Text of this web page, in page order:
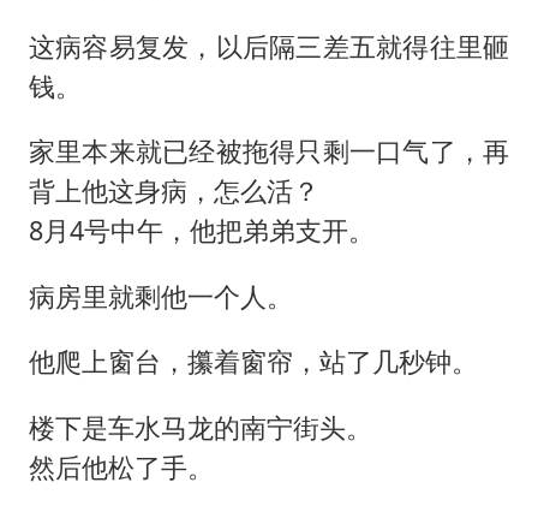
这病容易复发，以后隔三差五就得往里砸
钱。
家里本来就已经被拖得只剩一口气了，再
背上他这身病，怎么活？
8月4号中午，他把弟弟支开。
病房里就剩他一个人。
他爬上窗台，攥着窗帘，站了几秒钟。
楼下是车水马龙的南宁街头。
然后他松了手。